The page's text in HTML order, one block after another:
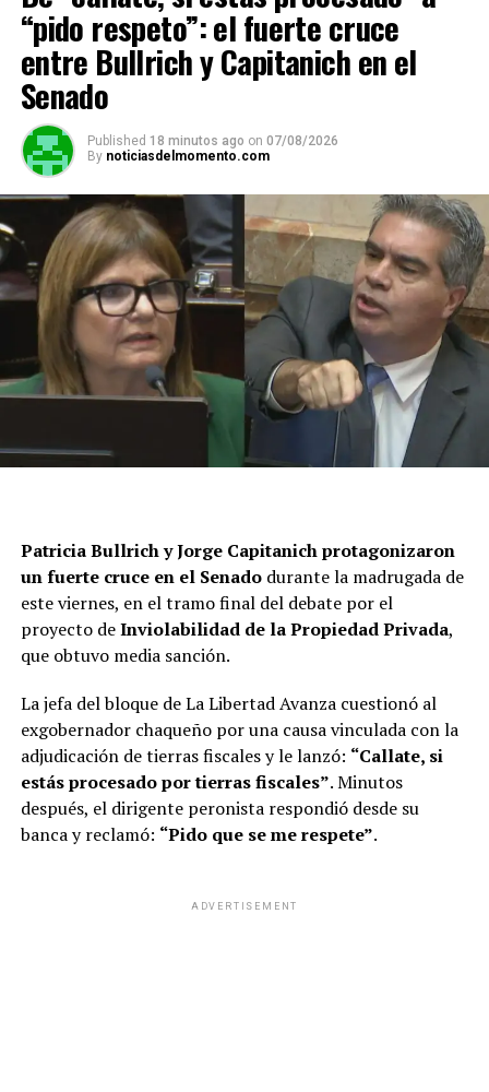
“pido respeto”: el fuerte cruce
entre Bullrich y Capitanich en el
Senado
Published 18 minutos ago on 07/08/2026
By noticiasdelmomento.com
Patricia Bullrich y Jorge Capitanich protagonizaron
un fuerte cruce en el Senadodurante la madrugada de
este viernes, en el tramo final del debate por el
proyecto deInviolabilidad de la Propiedad Privada,
que obtuvo media sanción.
La jefa del bloque de La Libertad Avanza cuestionó al
exgobernador chaqueño por una causa vinculada con la
adjudicación de tierras fiscales y le lanzó: “Callate, si
estás procesado por tierras fiscales”. Minutos
después, el dirigente peronista respondió desde su
banca y reclamó: “Pido que se me respete”.
ADVERTISEMENT